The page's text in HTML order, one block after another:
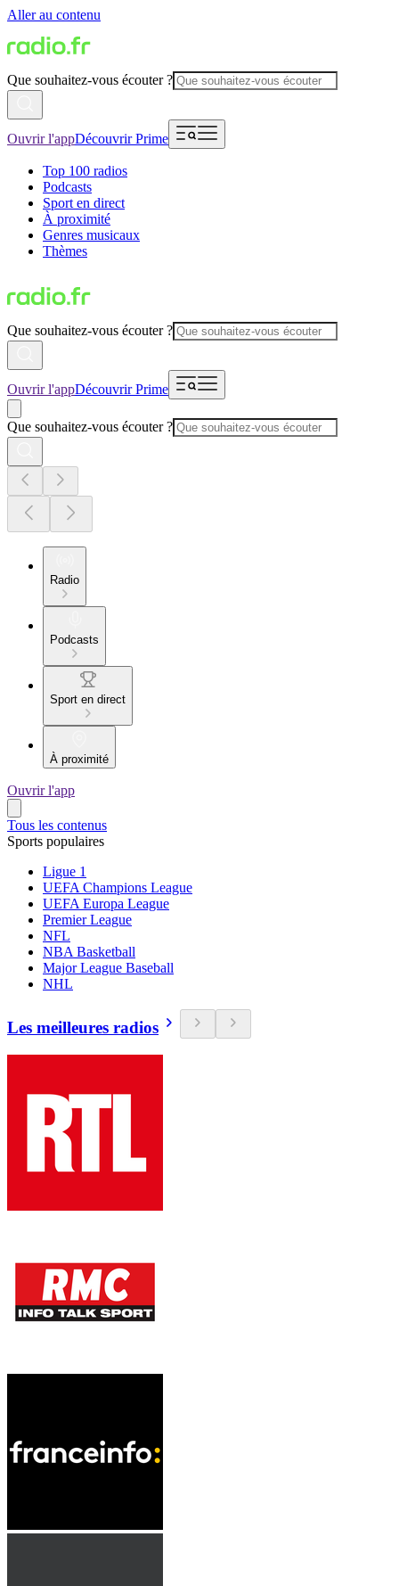
Aller au contenu
Que souhaitez-vous écouter ?
Ouvrir l'appDécouvrir Prime
Top 100 radios
Podcasts
Sport en direct
À proximité
Genres musicaux
Thèmes
Que souhaitez-vous écouter ?
Ouvrir l'appDécouvrir Prime
Que souhaitez-vous écouter ?
Radio
Podcasts
Sport en direct
À proximité
Ouvrir l'app
Tous les contenus
Sports populaires
Ligue 1
UEFA Champions League
UEFA Europa League
Premier League
NFL
NBA Basketball
Major League Baseball
NHL
Les meilleures radios